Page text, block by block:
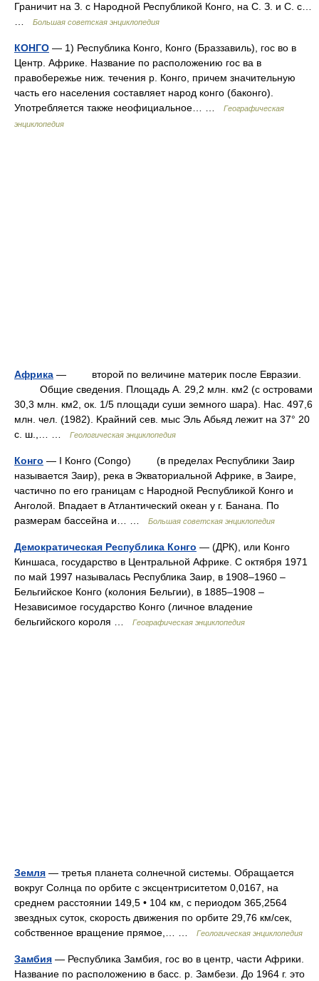
Граничит на З. с Народной Республикой Конго, на С. З. и С. с…
…
Большая советская энциклопедия
КОНГО — 1) Республика Конго, Конго (Браззавиль), гос во в
Центр. Африке. Название по расположению гос ва в
правобережье ниж. течения р. Конго, причем значительную
часть его населения составляет народ конго (баконго).
Употребляется также неофициальное… …
Географическая
энциклопедия
Африка — второй по величине материк после Eвразии.
Oбщие сведения. Площадь A. 29,2 млн. км2 (c островами
30,3 млн. км2, ок. 1/5 площади суши земного шара). Hac. 497,6
млн. чел. (1982). Kрайний сев. мыс Эль Aбьяд лежит на 37° 20
c. ш.,… …
Геологическая энциклопедия
Конго — I Конго (Congo) (в пределах Республики Заир
называется Заир), река в Экваториальной Африке, в Заире,
частично по его границам с Народной Республикой Конго и
Анголой. Впадает в Атлантический океан у г. Банана. По
размерам бассейна и… …
Большая советская энциклопедия
Демократическая Республика Конго — (ДРК), или Конго
Киншаса, государство в Центральной Африке. С октября 1971
по май 1997 называлась Республика Заир, в 1908–1960 –
Бельгийское Конго (колония Бельгии), в 1885–1908 –
Независимое государство Конго (личное владение
бельгийского короля …
Географическая энциклопедия
Земля — третья планета солнечной системы. Обращается
вокруг Солнца по орбите с эксцентриситетом 0,0167, на
среднем расстоянии 149,5 • 104 км, с периодом 365,2564
звездных суток, скорость движения по орбите 29,76 км/сек,
собственное вращение прямое,… …
Геологическая энциклопедия
Замбия — Республика Замбия, гос во в центр, части Африки.
Название по расположению в басс. р. Замбези. До 1964 г. это